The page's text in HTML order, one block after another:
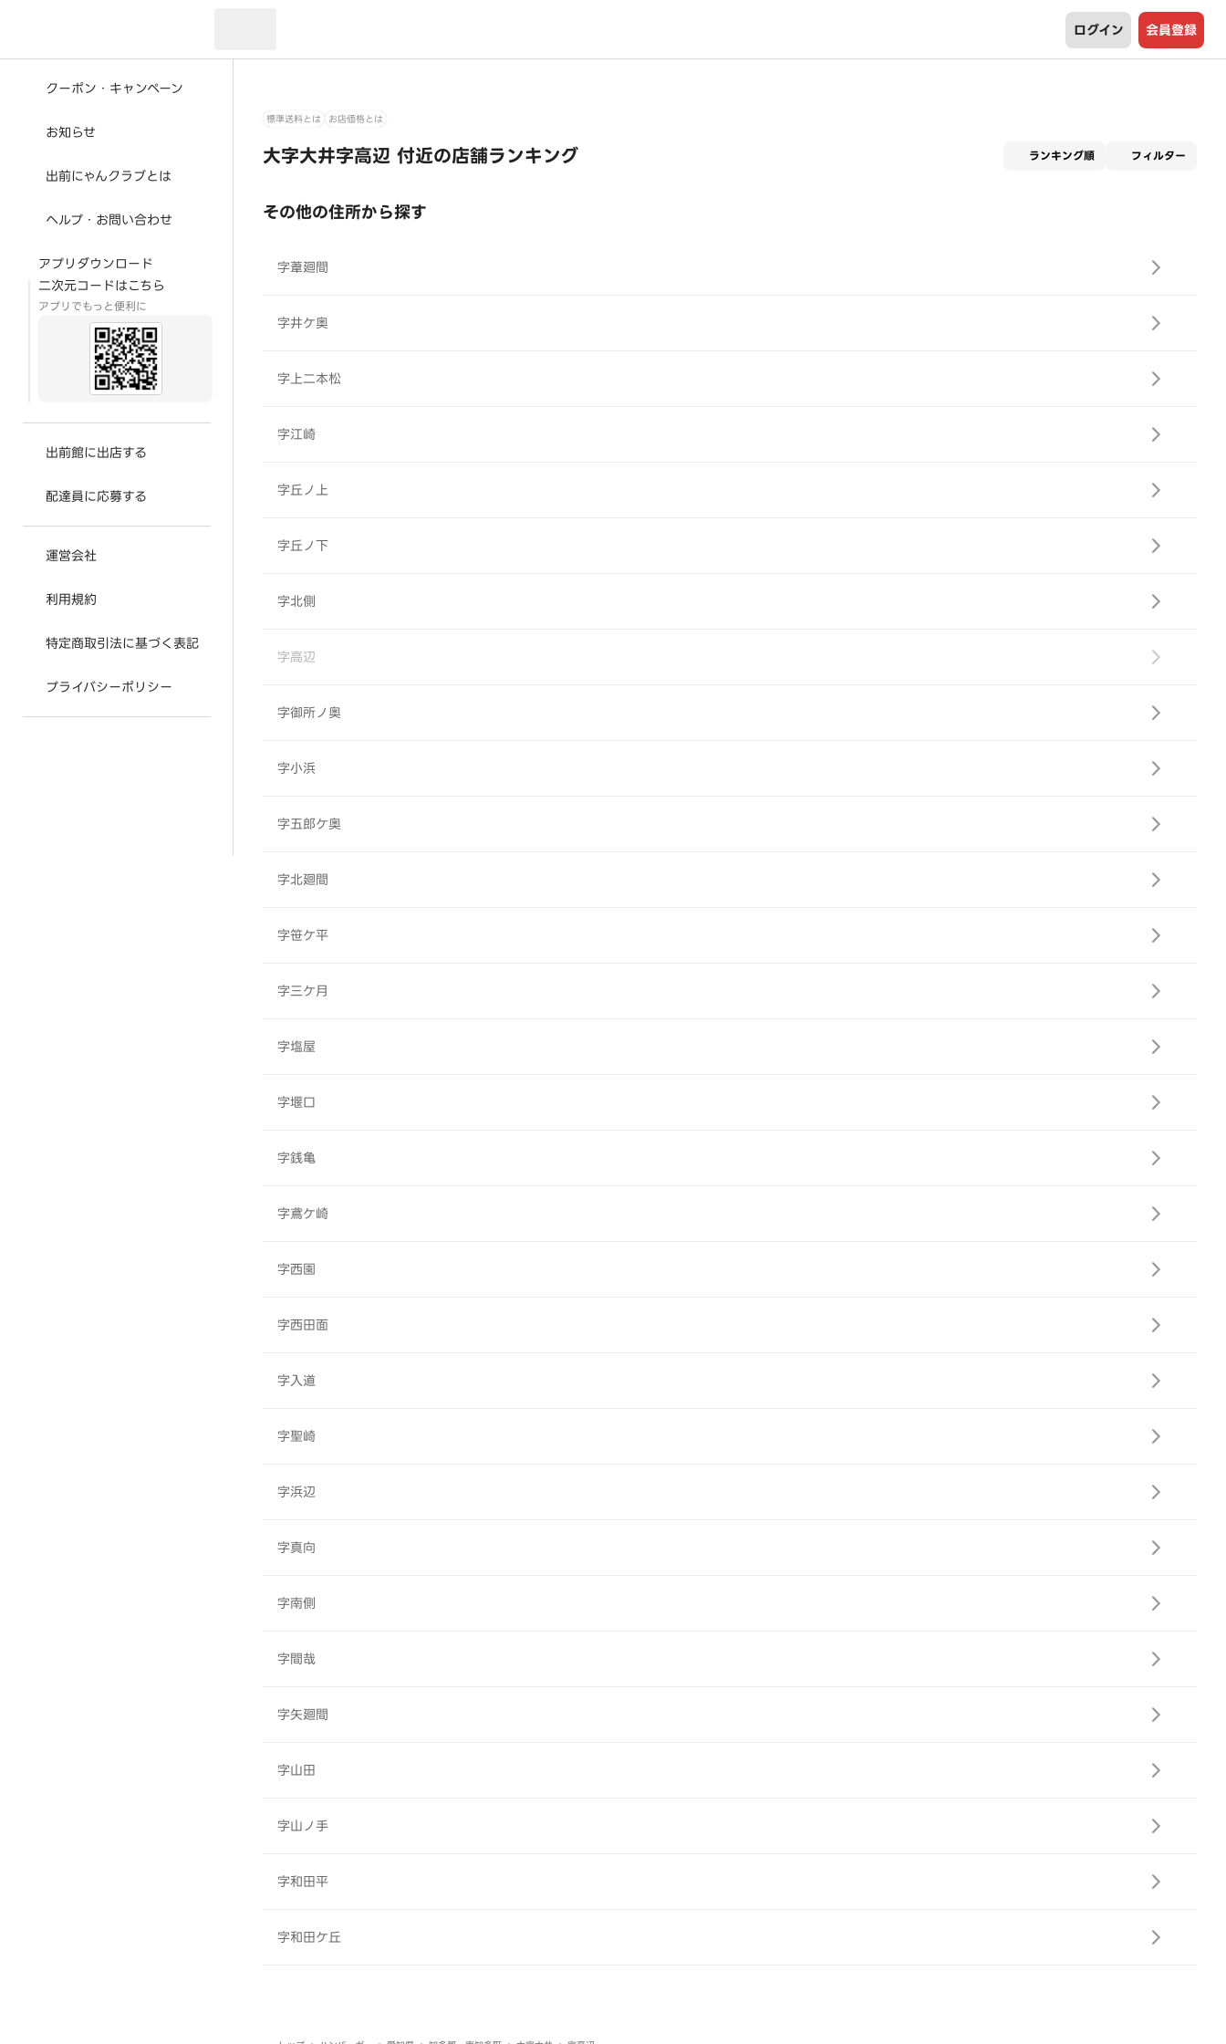
ログイン 会員登録
クーポン・キャンペーン
お知らせ
出前にゃんクラブとは
ヘルプ・お問い合わせ
アプリダウンロード
二次元コードはこちら
アプリでもっと便利に
出前館に出店する
配達員に応募する
運営会社
利用規約
特定商取引法に基づく表記
プライバシーポリシー
標準送料とは お店価格とは
大字大井字高辺 付近の店舗ランキング ランキング順 フィルター
その他の住所から探す
字葦廻間
字井ケ奥
字上二本松
字江崎
字丘ノ上
字丘ノ下
字北側
字高辺
字御所ノ奥
字小浜
字五郎ケ奥
字北廻間
字笹ケ平
字三ケ月
字塩屋
字堰口
字銭亀
字鳶ケ崎
字西園
字西田面
字入道
字聖崎
字浜辺
字真向
字南側
字間哉
字矢廻間
字山田
字山ノ手
字和田平
字和田ケ丘